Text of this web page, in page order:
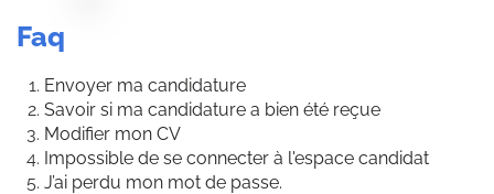
faq
Envoyer ma candidature
Savoir si ma candidature a bien été reçue
Modifier mon CV
Impossible de se connecter à l'espace candidat
J’ai perdu mon mot de passe.